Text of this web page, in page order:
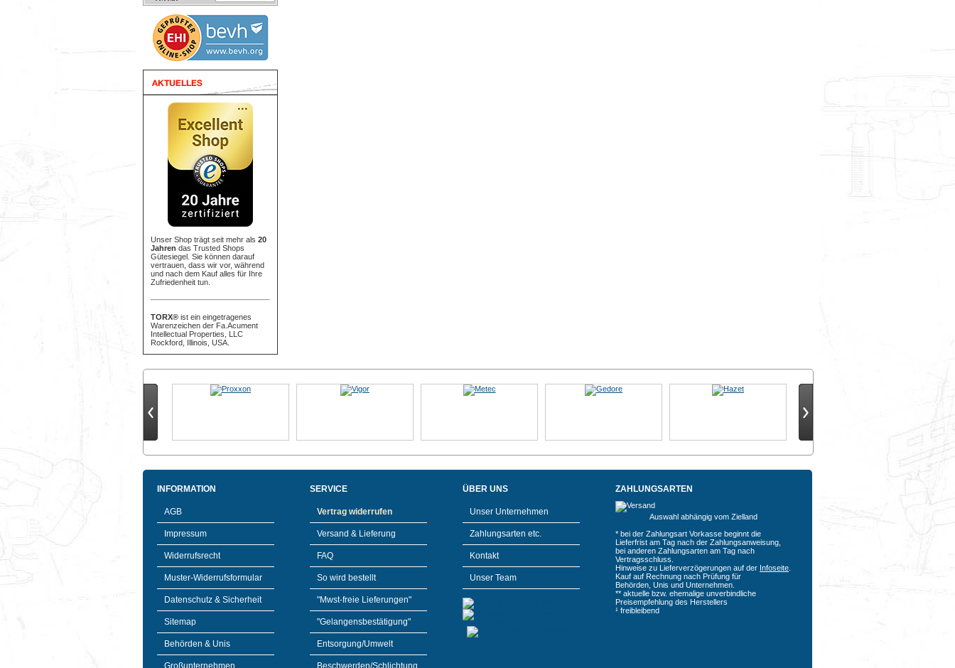
Unser Shop trägt seit mehr als 20
Jahren das Trusted Shops
Gütesiegel. Sie können darauf
vertrauen, dass wir vor, während
und nach dem Kauf alles für Ihre
Zufriedenheit tun.
TORX® ist ein eingetragenes
Warenzeichen der Fa.Acument
Intellectual Properties, LLC
Rockford, Illinois, USA.
INFORMATION
AGB
Impressum
Widerrufsrecht
Muster-Widerrufsformular
Datenschutz & Sicherheit
Sitemap
Behörden & Unis
Großunternehmen
SERVICE
Vertrag widerrufen
Versand & Lieferung
FAQ
So wird bestellt
"Mwst-freie Lieferungen"
"Gelangensbestätigung"
Entsorgung/Umwelt
Beschwerden/Schlichtung
ÜBER UNS
Unser Unternehmen
Zahlungsarten etc.
Kontakt
Unser Team
ZAHLUNGSARTEN
Auswahl abhängig vom Zielland
* bei der Zahlungsart Vorkasse beginnt die
Lieferfrist am Tag nach der Zahlungsanweisung,
bei anderen Zahlungsarten am Tag nach
Vertragsschluss.
Hinweise zu Lieferverzögerungen auf der Infoseite
Kauf auf Rechnung nach Prüfung für
Behörden, Unis und Unternehmen.
** aktuelle bzw. ehemalige unverbindliche
Preisempfehlung des Herstellers
¹ freibleibend